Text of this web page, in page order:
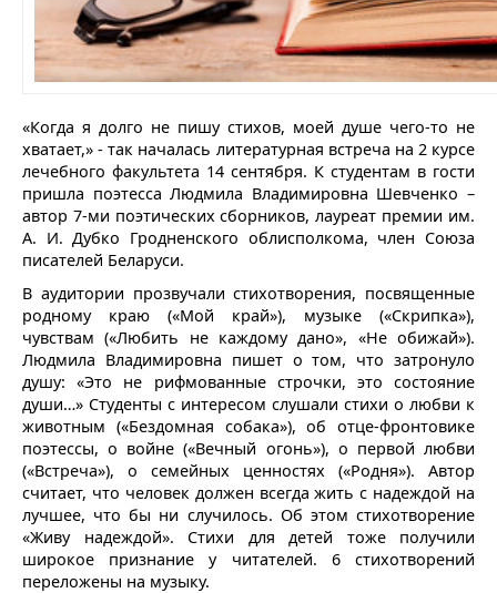
«Когда я долго не пишу стихов, моей душе чего-то не
хватает,» - так началась литературная встреча на 2 курсе
лечебного факультета 14 сентября. К студентам в гости
пришла поэтесса Людмила Владимировна Шевченко –
автор 7-ми поэтических сборников, лауреат премии им.
А. И. Дубко Гродненского облисполкома, член Союза
писателей Беларуси.
В аудитории прозвучали стихотворения, посвященные
родному краю («Мой край»), музыке («Скрипка»),
чувствам («Любить не каждому дано», «Не обижай»).
Людмила Владимировна пишет о том, что затронуло
душу: «Это не рифмованные строчки, это состояние
души…» Студенты с интересом слушали стихи о любви к
животным («Бездомная собака»), об отце-фронтовике
поэтессы, о войне («Вечный огонь»), о первой любви
(«Встреча»), о семейных ценностях («Родня»). Автор
считает, что человек должен всегда жить с надеждой на
лучшее, что бы ни случилось. Об этом стихотворение
«Живу надеждой». Стихи для детей тоже получили
широкое признание у читателей. 6 стихотворений
переложены на музыку.